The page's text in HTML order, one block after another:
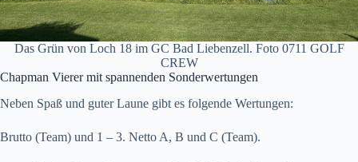
Das Grün von Loch 18 im GC Bad Liebenzell. Foto 0711 GOLF
CREW
Chapman Vierer mit spannenden Sonderwertungen
Neben Spaß und guter Laune gibt es folgende Wertungen:
Brutto (Team) und 1 – 3. Netto A, B und C (Team).